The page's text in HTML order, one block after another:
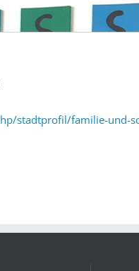
stadtprofil/familie-und-